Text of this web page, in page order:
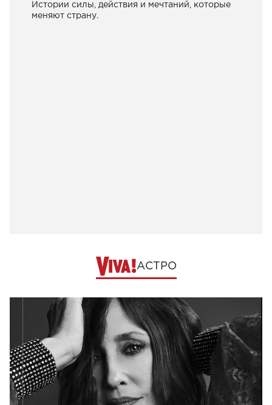
Истории силы, действия и мечтаний, которые
меняют страну.
АСТРО